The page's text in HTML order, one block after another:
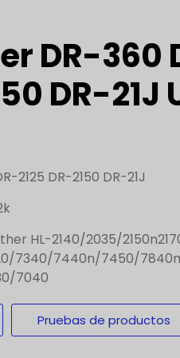
DR-360
DR-
2125 DR-2150 DR-21J
HL-2140/2035/
7340/7440n/7450/
7040
Pruebas de productos